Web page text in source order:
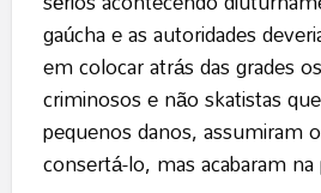
gaúcha e as autoridades
em colocar atrás das grades
criminosos e não skatistas
pequenos danos, assumiram
consertá-lo, mas acabaram